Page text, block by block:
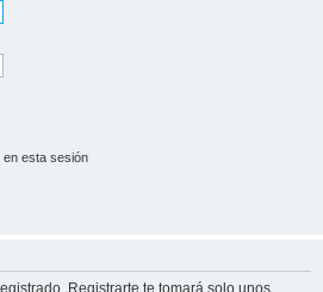
en esta sesión
Registrarte te tomará solo unos